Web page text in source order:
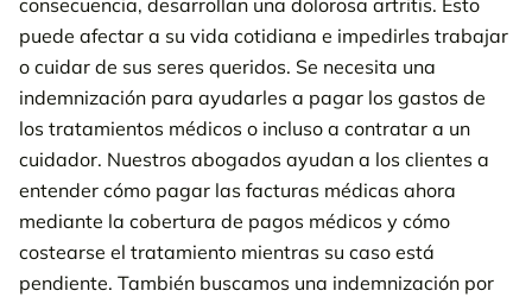
consecuencia, desarrollan una dolorosa artritis. Esto
puede afectar a su vida cotidiana e impedirles trabajar
o cuidar de sus seres queridos. Se necesita una
indemnización para ayudarles a pagar los gastos de
los tratamientos médicos o incluso a contratar a un
cuidador. Nuestros abogados ayudan a los clientes a
entender cómo pagar las facturas médicas ahora
mediante la cobertura de pagos médicos y cómo
costearse el tratamiento mientras su caso está
pendiente. También buscamos una indemnización por